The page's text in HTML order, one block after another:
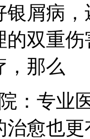
银屑病
的双重
，那么
：专业
治愈也